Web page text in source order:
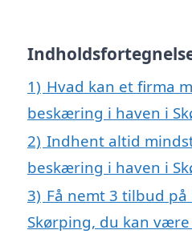
1) Hvad kan et firma
beskæring i haven i
2) Indhent altid
beskæring i haven i
3) Få nemt 3 tilbud
Skørping, du kan